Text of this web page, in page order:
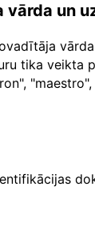
un
tika veikta